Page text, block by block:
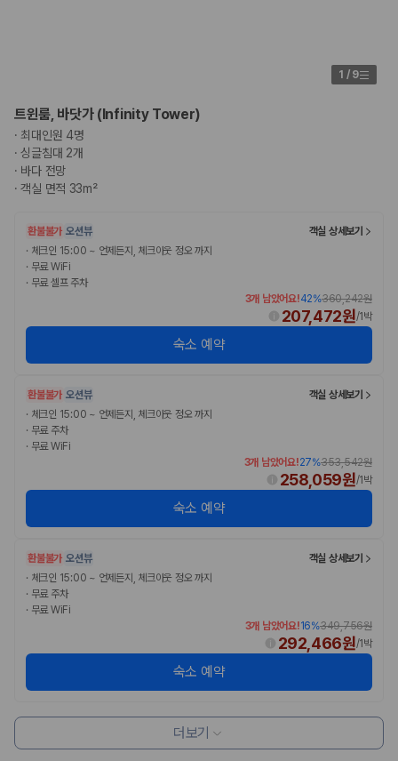
1 / 9
트윈룸, 바닷가 (Infinity Tower)
· 최대인원 4명
·싱글침대 2개
· 바다 전망
·객실 면적 33m²
환불불가 오션뷰
객실 상세보기
· 체크인 15:00 ~ 언제든지, 체크아웃 정오 까지
· 무료 WiFi
· 무료 셀프 주차
3개 남았어요!42%360,242원
207,472원/1박
숙소 예약
환불불가 오션뷰
객실 상세보기
· 체크인 15:00 ~ 언제든지, 체크아웃 정오 까지
· 무료 주차
· 무료 WiFi
3개 남았어요!27%353,542원
258,059원/1박
숙소 예약
환불불가 오션뷰
객실 상세보기
· 체크인 15:00 ~ 언제든지, 체크아웃 정오 까지
· 무료 주차
· 무료 WiFi
3개 남았어요!16%349,756원
292,466원/1박
숙소 예약
더보기